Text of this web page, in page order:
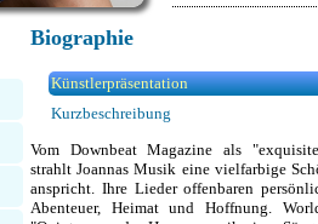
Biographie
Künstlerpräsentation
Kurzbeschreibung
Vom Downbeat Magazine als
strahlt Joannas Musik eine vielfarbige
anspricht. Ihre Lieder offenbaren
Abenteuer, Heimat und Hoffnung.